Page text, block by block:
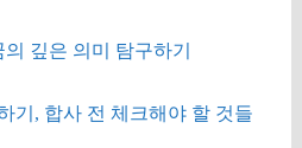
깊은 의미 탐구하기
기, 합사 전 체크해야 할 것들